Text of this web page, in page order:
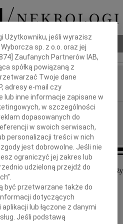
pogrzebowy
Kusztal
2022 r. odszedł od nas w 107 roku
Użytkowniku, jeśli wyrazisz
sp. z o.o. oraz jej
] Zaufanych Partnerów IAB,
spółką powiązaną z
Twoje dane
adresy e-mail czy
lub inne informacje zapisane w
w szczególności
dopasowanych do
w swoich serwisach,
personalizacji treści w nich
jest dobrowolne. Jeśli nie
ograniczyć jej zakres lub
udzieloną przejdź do
być przetwarzane także do
dotyczących
lub łączone z danymi
Jeśli podstawą